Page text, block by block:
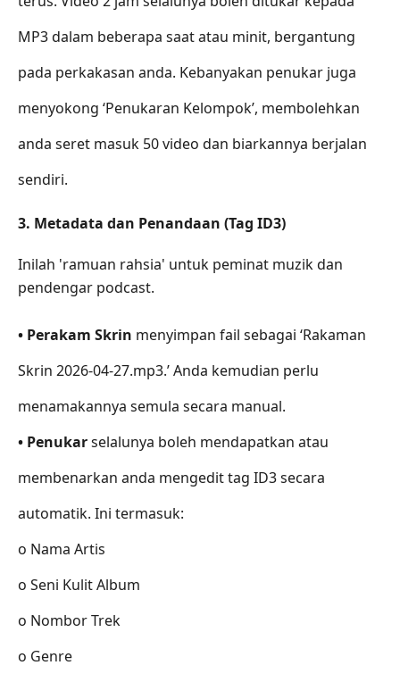
MP3 dalam beberapa saat atau minit, bergantung
pada perkakasan anda. Kebanyakan penukar juga
menyokong ‘Penukaran Kelompok’, membolehkan
anda seret masuk 50 video dan biarkannya berjalan
sendiri.
3. Metadata dan Penandaan (Tag ID3)
Inilah 'ramuan rahsia' untuk peminat muzik dan
pendengar podcast.
• Perakam Skrin menyimpan fail sebagai ‘Rakaman
Skrin 2026-04-27.mp3.’ Anda kemudian perlu
menamakannya semula secara manual.
• Penukarselalunya boleh mendapatkan atau
membenarkan anda mengedit tag ID3 secara
automatik. Ini termasuk:
o Nama Artis
o Seni Kulit Album
o Nombor Trek
o Genre